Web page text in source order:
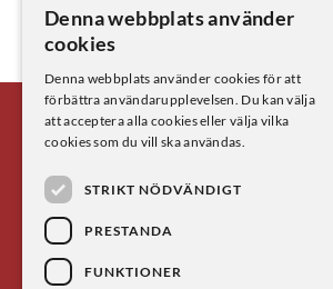
Uusma, Vitön.
Centrum för vetenskapshistoria
Besöksadress: Lilla Frescativägen 4A,
SWEDISH
Denna webbplats använder
cookies
Denna webbplats använder cookies för att
förbättra användarupplevelsen. Du kan välja
att acceptera alla cookies eller välja vilka
cookies som du vill ska användas.
STRIKT NÖDVÄNDIGT
PRESTANDA
FUNKTIONER